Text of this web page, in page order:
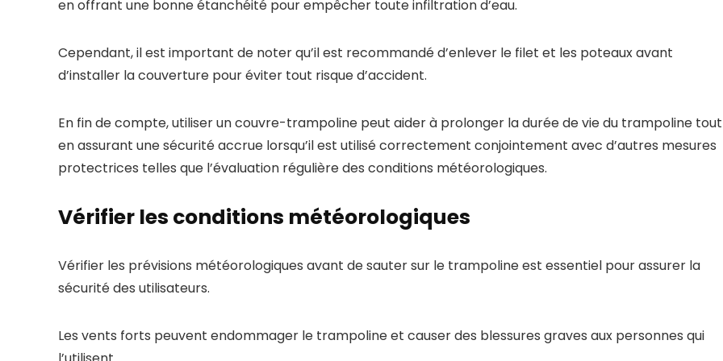
en offrant une bonne étanchéité pour empêcher toute infiltration d’eau.
Cependant, il est important de noter qu’il est recommandé d’enlever le filet et les poteaux avant
d’installer la couverture pour éviter tout risque d’accident.
En fin de compte, utiliser un couvre-trampoline peut aider à prolonger la durée de vie du trampoline tout
en assurant une sécurité accrue lorsqu’il est utilisé correctement conjointement avec d’autres mesures
protectrices telles que l’évaluation régulière des conditions météorologiques.
Vérifier les conditions météorologiques
Vérifier les prévisions météorologiques avant de sauter sur le trampoline est essentiel pour assurer la
sécurité des utilisateurs.
Les vents forts peuvent endommager le trampoline et causer des blessures graves aux personnes qui